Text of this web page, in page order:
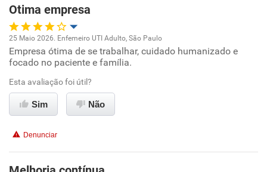
Otima empresa
Oportunidade de promoção
Ambiente de trabalho
Conciliação com a vida familiar
25 Maio 2026. Enfemeiro UTI Adulto, São Paulo
Empresa ótima de se trabalhar, cuidado humanizado e
focado no paciente e família.
Esta avaliação foi útil?
Sim Não
Denunciar